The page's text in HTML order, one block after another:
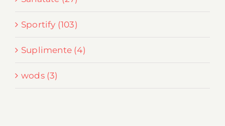
Sportify (103)
Suplimente (4)
wods (3)